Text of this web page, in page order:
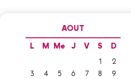
AOUT
L
M Me J V S
D
1
2
3
4 5 6 7 8
9